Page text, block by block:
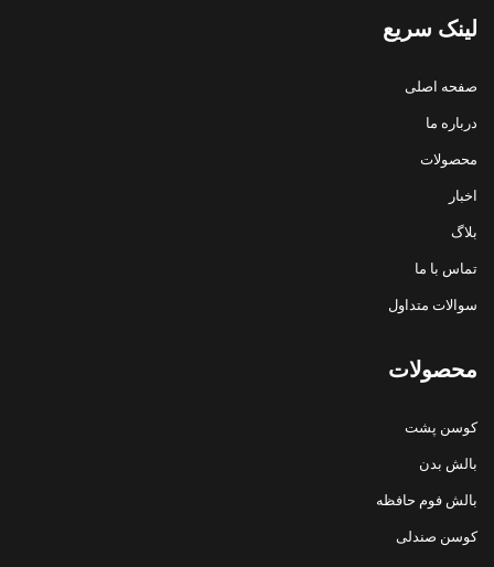
لینک سریع
صفحه اصلی
درباره ما
محصولات
اخبار
بلاگ
تماس با ما
سوالات متداول
محصولات
کوسن پشت
بالش بدن
بالش فوم حافظه
کوسن صندلی